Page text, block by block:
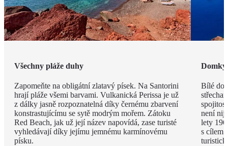
Všechny pláže duhy
Zapomeňte na obligátní zlatavý písek. Na Santorini
hrají pláže všemi barvami. Vulkanická Perissa je už
z dálky jasně rozpoznatelná díky černému zbarvení
konstrastujícímu se sytě modrým mořem. Zátoku
Red Beach, jak už její název napovídá, zase turisté
vyhledávají díky jejímu jemnému karmínovému
písku.
Domky
Bílé
není
lety
s cílem